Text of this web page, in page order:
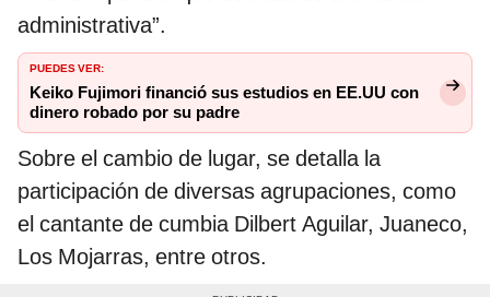
administrativa”.
PUEDES VER:
Keiko Fujimori financió sus estudios en EE.UU con
dinero robado por su padre
Sobre el cambio de lugar, se detalla la
participación de diversas agrupaciones, como
el cantante de cumbia Dilbert Aguilar, Juaneco,
Los Mojarras, entre otros.